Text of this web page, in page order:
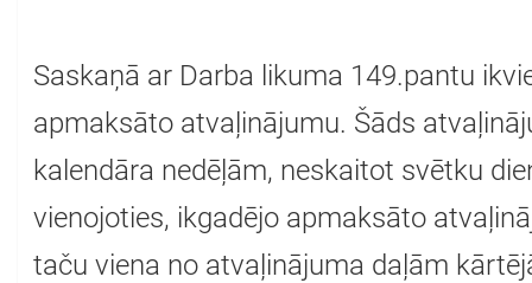
Saskaņā ar Darba likuma 149.pantu
apmaksāto atvaļinājumu. Šāds
kalendāra nedēļām, neskaitot svētku
vienojoties, ikgadējo apmaksāto
taču viena no atvaļinājuma daļām